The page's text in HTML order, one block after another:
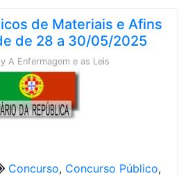
de Materiais e Afins
de 28 a 30/05/2025
A Enfermagem e as Leis
Concurso, Concurso Público,